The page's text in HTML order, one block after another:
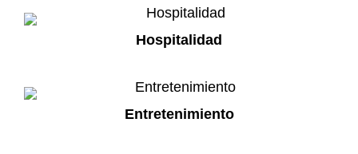
Hospitalidad
Entretenimiento